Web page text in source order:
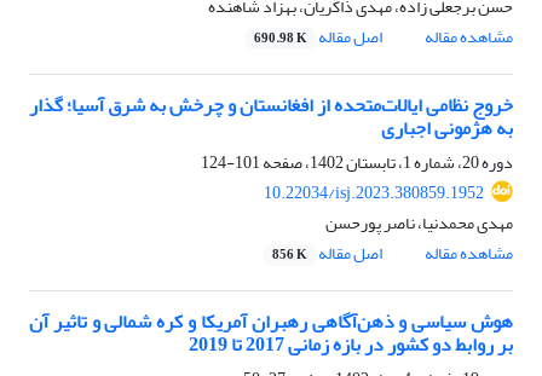
حسن برجعلی زاده، مهدی ذاکریان، بهزاد شاهنده
مشاهده مقاله
اصل مقاله 690.98 K
خروج نظامی ایالات‌متحده از افغانستان و چرخش به شرق آسیا؛ گذار
به هژمونی اجباری
دوره 20، شماره 1، تابستان 1402، صفحه
101-124
10.22034/isj.2023.380859.1952
مهدی محمدنیا، ناصر پورحسن
مشاهده مقاله
اصل مقاله 856 K
هوش سیاسی و ذهن‌آگاهی رهبران آمریکا و کره شمالی و تاثیر آن‌
بر روابط دو کشور در بازه زمانی 2017 تا 2019